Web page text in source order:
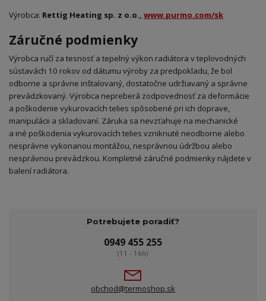
Výrobca: Rettig Heating sp. z o.o., www.purmo.com/sk
Záručné podmienky
Výrobca ručí za tesnosť a tepelný výkon radiátora v teplovodných
sústavách 10 rokov od dátumu výroby za predpokladu, že bol
odborne a správne inštalovaný, dostatočne udržiavaný a správne
prevádzkovaný. Výrobca nepreberá zodpovednosť za deformácie
a poškodenie vykurovacích telies spôsobené pri ich doprave,
manipulácii a skladovaní. Záruka sa nevzťahuje na mechanické
a iné poškodenia vykurovacích telies vzniknuté neodborne alebo
nesprávne vykonanou montážou, nesprávnou údržbou alebo
nesprávnou prevádzkou. Kompletné záručné podmienky nájdete v
balení radiátora.
Potrebujete poradiť?
0949 455 255
(11 - 16h)
obchod@termoshop.sk